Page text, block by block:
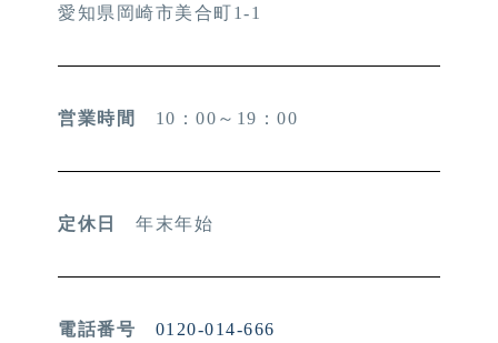
愛知県岡崎市美合町1-1
営業時間 10：00～19：00
定休日 年末年始
電話番号 0120-014-666